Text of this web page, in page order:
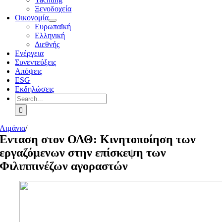
Ξενοδοχεία
Οικονομία
Ευρωπαϊκή
Ελληνική
Διεθνής
Ενέργεια
Συνεντεύξεις
Απόψεις
ESG
Εκδηλώσεις
Search
for:
Λιμάνια/
Ενταση στον ΟΛΘ: Κινητοποίηση των
εργαζόμενων στην επίσκεψη των
Φιλιππινέζων αγοραστών